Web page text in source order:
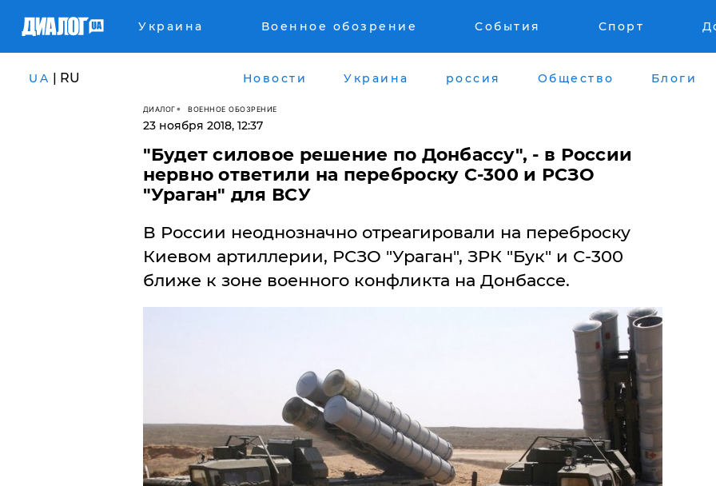
Украина Военное обозрение События Спорт
UA | RU Новости Украина россия Общество Блоги
ДИАЛОГ ВОЕННОЕ ОБОЗРЕНИЕ
23 ноября 2018, 12:37
"Будет силовое решение по Донбассу", - в России
нервно ответили на переброску С-300 и РСЗО
"Ураган" для ВСУ
​В России неоднозначно отреагировали на переброску
Киевом артиллерии, РСЗО "Ураган", ЗРК "Бук" и С-300
ближе к зоне военного конфликта на Донбассе.